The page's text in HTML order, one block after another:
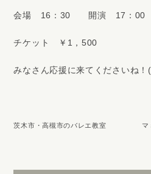
会場 16：30 開演 17：00
チケット ￥1，500
みなさん応援に来てくださいね！
茨木市・高槻市のバレエ教室 マミ